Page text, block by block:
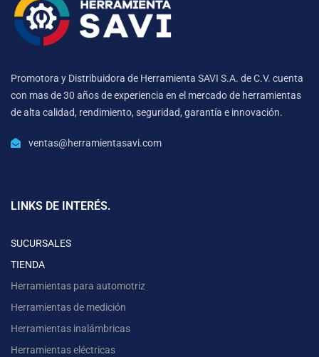
Promotora y Distribuidora de Herramienta SAVI S.A. de C.V. cuenta
con mas de 30 años de experiencia en el mercado de herramientas
de alta calidad, rendimiento, seguridad, garantía e innovación.
ventas@herramientasavi.com
LINKS DE INTERÉS.
SUCURSALES
TIENDA
Herramientas para automotriz
Herramientas de medición
Herramientas inalámbricas
Herramientas eléctricas